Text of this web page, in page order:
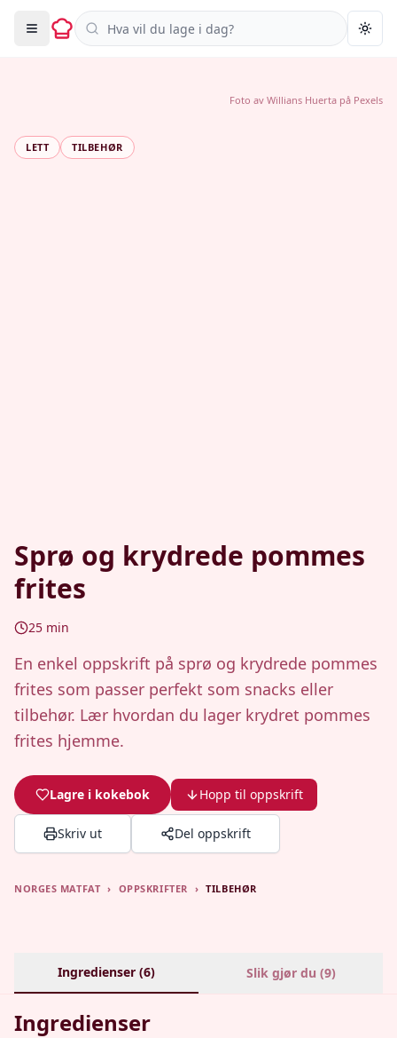
Søk i oppskrifter
LETT TILBEHØR
Sprø og krydrede pommes
frites
25 min
En enkel oppskrift på sprø og krydrede pommes
frites som passer perfekt som snacks eller
tilbehør. Lær hvordan du lager krydret pommes
frites hjemme.
Lagre i kokebok Hopp til oppskrift
Skriv ut Del oppskrift
Foto av Willians Huerta på Pexels
NORGES MATFAT › OPPSKRIFTER › TILBEHØR
Ingredienser (6) Slik gjør du (9)
Ingredienser